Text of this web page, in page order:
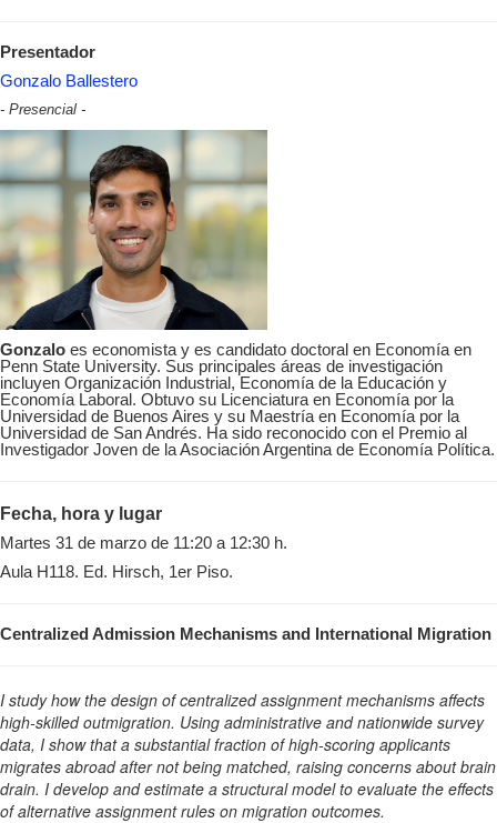
Presentador
Gonzalo Ballestero
- Presencial -
Gonzalo es economista y es candidato doctoral en Economía en
Penn State University. Sus principales áreas de investigación
incluyen Organización Industrial, Economía de la Educación y
Economía Laboral. Obtuvo su Licenciatura en Economía por la
Universidad de Buenos Aires y su Maestría en Economía por la
Universidad de San Andrés. Ha sido reconocido con el Premio al
Investigador Joven de la Asociación Argentina de Economía Política.
Fecha, hora y lugar
Martes 31 de marzo de 11:20 a 12:30 h.
Aula H118. Ed. Hirsch, 1er Piso.
Centralized Admission Mechanisms and International Migration
I study how the design of centralized assignment mechanisms affects
high-skilled outmigration. Using administrative and nationwide survey
data, I show that a substantial fraction of high-scoring applicants
migrates abroad after not being matched, raising concerns about brain
drain. I develop and estimate a structural model to evaluate the effects
of alternative assignment rules on migration outcomes.